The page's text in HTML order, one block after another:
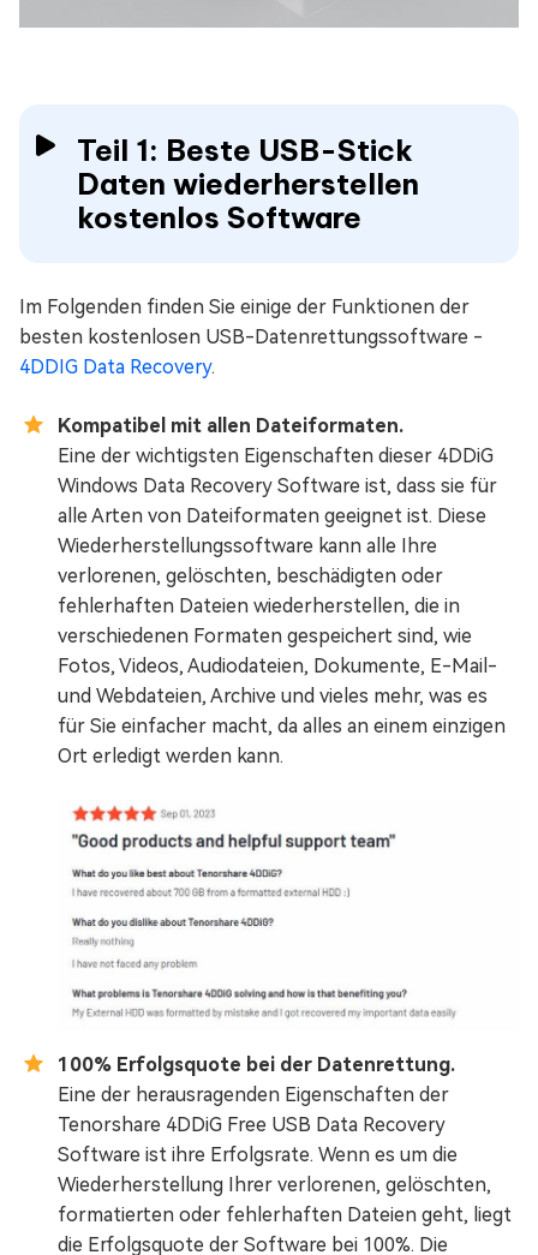
Teil 1: Beste USB-Stick
Daten wiederherstellen
kostenlos Software
Im Folgenden finden Sie einige der Funktionen der
besten kostenlosen USB-Datenrettungssoftware -
4DDIG Data Recovery.
Kompatibel mit allen Dateiformaten.
Eine der wichtigsten Eigenschaften dieser 4DDiG
Windows Data Recovery Software ist, dass sie für
alle Arten von Dateiformaten geeignet ist. Diese
Wiederherstellungssoftware kann alle Ihre
verlorenen, gelöschten, beschädigten oder
fehlerhaften Dateien wiederherstellen, die in
verschiedenen Formaten gespeichert sind, wie
Fotos, Videos, Audiodateien, Dokumente, E-Mail-
und Webdateien, Archive und vieles mehr, was es
für Sie einfacher macht, da alles an einem einzigen
Ort erledigt werden kann.
100% Erfolgsquote bei der Datenrettung.
Eine der herausragenden Eigenschaften der
Tenorshare 4DDiG Free USB Data Recovery
Software ist ihre Erfolgsrate. Wenn es um die
Wiederherstellung Ihrer verlorenen, gelöschten,
formatierten oder fehlerhaften Dateien geht, liegt
die Erfolgsquote der Software bei 100%. Die